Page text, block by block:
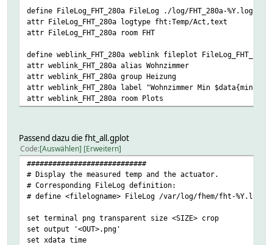
define FileLog_FHT_280a FileLog ./log/FHT_280a-%Y.log
attr FileLog_FHT_280a logtype fht:Temp/Act,text
attr FileLog_FHT_280a room FHT
define weblink_FHT_280a weblink fileplot
attr weblink_FHT_280a alias Wohnzimmer
attr weblink_FHT_280a group Heizung
attr weblink_FHT_280a label "Wohnzimmer Min
attr weblink_FHT_280a room Plots
Passend dazu die fht_all.gplot
Code Auswählen Erweitern
############################
# Display the measured temp and the actuator.
# Corresponding FileLog definition:
# define <filelogname> FileLog /var/log/fhem/fht-%Y.log
set terminal png transparent size <SIZE> crop
set output '<OUT>.png'
set xdata time